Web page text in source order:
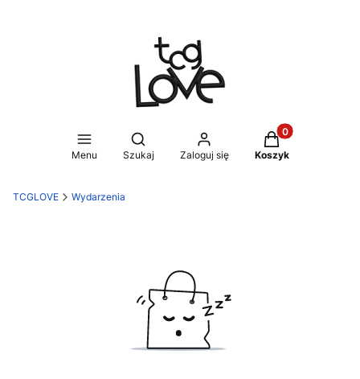
Menu
Otwórz wyszukiwarkę
Szukaj Zaloguj się
Produkty w
Koszyk
TCGLOVE Wydarzenia